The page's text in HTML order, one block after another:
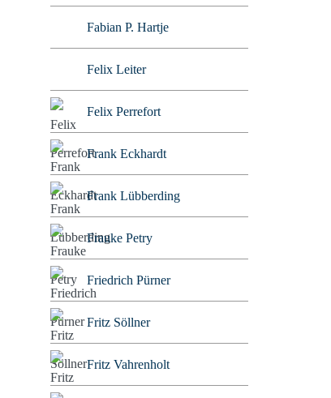
Fabian P. Hartje
Felix Leiter
Felix Perrefort
Frank Eckhardt
Frank Lübberding
Frauke Petry
Friedrich Pürner
Fritz Söllner
Fritz Vahrenholt